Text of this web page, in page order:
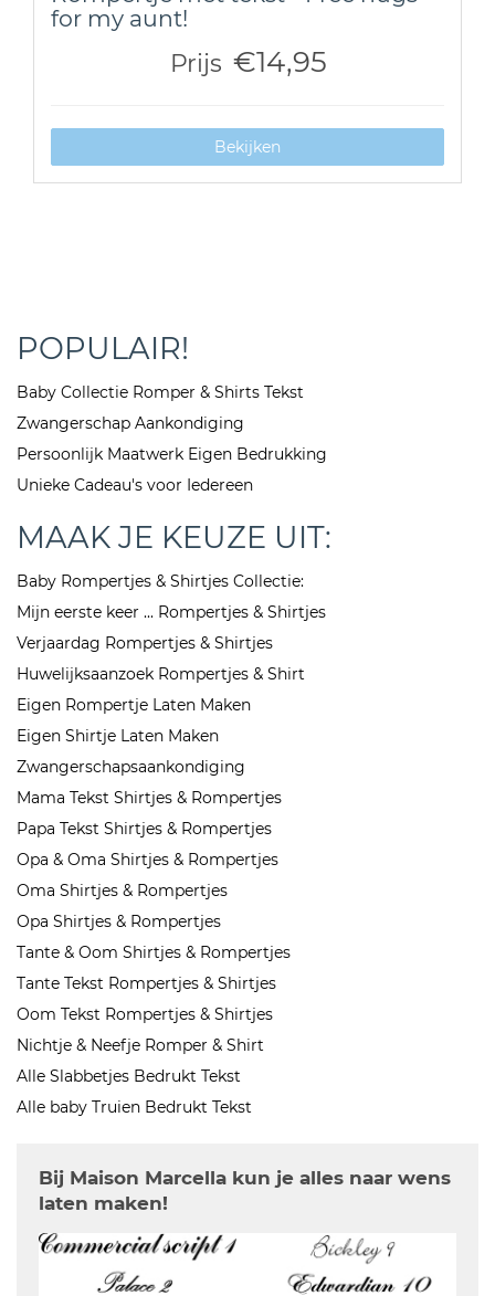
for my aunt!
Prijs €14,95
Bekijken
POPULAIR!
Baby Collectie Romper & Shirts Tekst
Zwangerschap Aankondiging
Persoonlijk Maatwerk Eigen Bedrukking
Unieke Cadeau's voor Iedereen
MAAK JE KEUZE UIT:
Baby Rompertjes & Shirtjes Collectie:
Mijn eerste keer ... Rompertjes & Shirtjes
Verjaardag Rompertjes & Shirtjes
Huwelijksaanzoek Rompertjes & Shirt
Eigen Rompertje Laten Maken
Eigen Shirtje Laten Maken
Zwangerschapsaankondiging
Mama Tekst Shirtjes & Rompertjes
Papa Tekst Shirtjes & Rompertjes
Opa & Oma Shirtjes & Rompertjes
Oma Shirtjes & Rompertjes
Opa Shirtjes & Rompertjes
Tante & Oom Shirtjes & Rompertjes
Tante Tekst Rompertjes & Shirtjes
Oom Tekst Rompertjes & Shirtjes
Nichtje & Neefje Romper & Shirt
Alle Slabbetjes Bedrukt Tekst
Alle baby Truien Bedrukt Tekst
Bij Maison Marcella kun je alles naar wens
laten maken!